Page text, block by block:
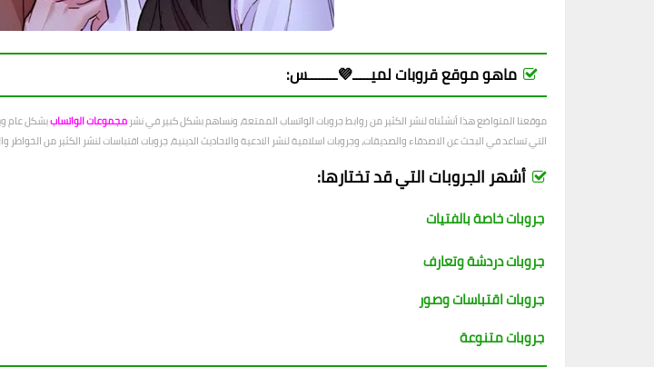
ماهو موقع قروبات لميـــــ💜ــــــــس:
موقعنا المتواضع هذا أنشئناه لنشر الكثير من روابط جروبات الواتساب الممتعة، ونساهم بشكل كبير في نشر مجموعات الواتساببشكل عام
التي تساعد في البحث عن الاصدقاء والصديقات، وجروبات اسلامية لنشر الادعية والاحاديث الدينية، جروبات اقتباسات لنشر الكثير من الخواطر
أشهر الجروبات التي قد تختارها:
جروبات خاصة بالفتيات
جروبات دردشة وتعارف
جروبات اقتباسات وصور
جروبات متنوعة